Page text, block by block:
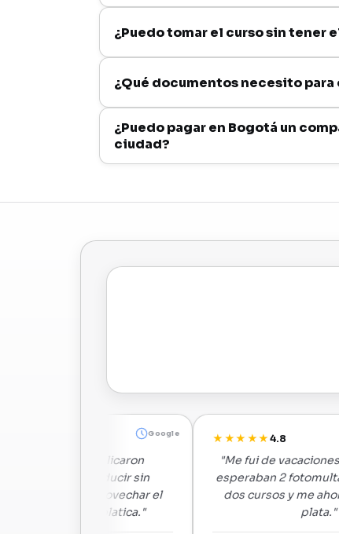
¿Puedo tomar el curso sin tener
¿Qué documentos necesito para
¿Puedo pagar en Bogotá un
ciudad?
★★★★★4.8
"Me fui de vacaciones y al
esperaban 2 fotomultas.
dos cursos y me ahorré una